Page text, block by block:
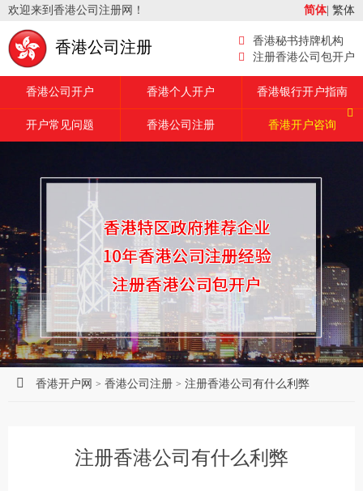
欢迎来到香港公司注册网！ 简体| 繁体
香港公司注册
香港秘书持牌机构
注册香港公司包开户
香港公司开户 香港个人开户 香港银行开户指南
开户常见问题 香港公司注册 香港开户咨询
香港开户网 > 香港公司注册 > 注册香港公司有什么利弊
注册香港公司有什么利弊